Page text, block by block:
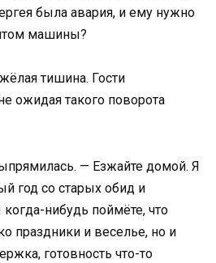
была авария, и ему нужно
машины?
тишина. Гости
ожидая такого поворота
— Езжайте домой. Я
год со старых обид и
нибудь поймёте, что
праздники и веселье, но и
готовность что-то